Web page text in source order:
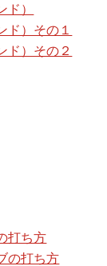
）
ド）その１
ド）その２
打ち方
の打ち方